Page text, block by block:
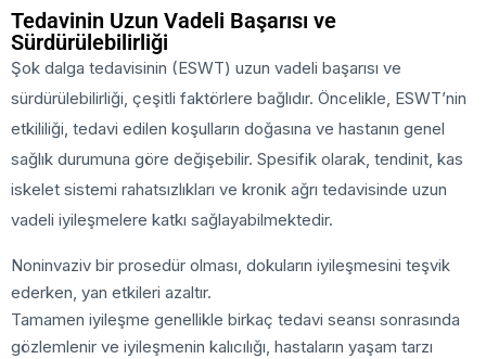
Tedavinin Uzun Vadeli Başarısı ve
Sürdürülebilirliği
Şok dalga tedavisinin (ESWT) uzun vadeli başarısı ve
sürdürülebilirliği, çeşitli faktörlere bağlıdır. Öncelikle, ESWT’nin
etkililiği, tedavi edilen koşulların doğasına ve hastanın genel
sağlık durumuna göre değişebilir. Spesifik olarak, tendinit, kas
iskelet sistemi rahatsızlıkları ve kronik ağrı tedavisinde uzun
vadeli iyileşmelere katkı sağlayabilmektedir.
Noninvaziv bir prosedür olması, dokuların iyileşmesini teşvik
ederken, yan etkileri azaltır.
Tamamen iyileşme genellikle birkaç tedavi seansı sonrasında
gözlemlenir ve iyileşmenin kalıcılığı, hastaların yaşam tarzı